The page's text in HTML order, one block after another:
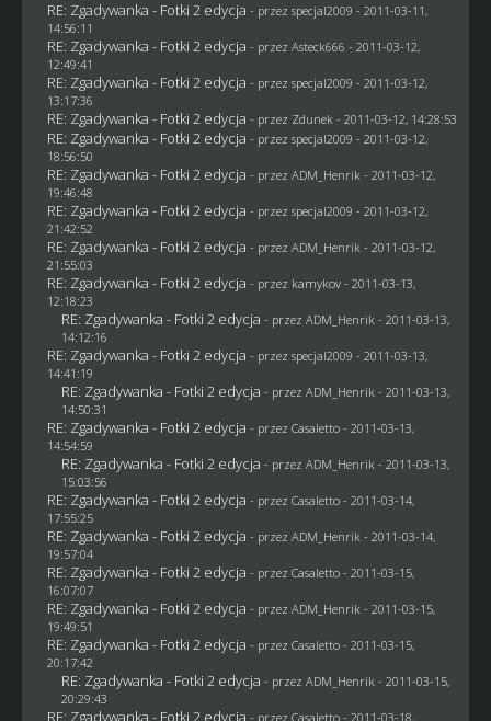
RE: Zgadywanka - Fotki 2 edycja - przez specjal2009 - 2011-03-11,
14:56:11
RE: Zgadywanka - Fotki 2 edycja - przez Asteck666 - 2011-03-12,
12:49:41
RE: Zgadywanka - Fotki 2 edycja - przez specjal2009 - 2011-03-12,
13:17:36
RE: Zgadywanka - Fotki 2 edycja - przez Zdunek - 2011-03-12, 14:28:53
RE: Zgadywanka - Fotki 2 edycja - przez specjal2009 - 2011-03-12,
18:56:50
RE: Zgadywanka - Fotki 2 edycja - przez ADM_Henrik - 2011-03-12,
19:46:48
RE: Zgadywanka - Fotki 2 edycja - przez specjal2009 - 2011-03-12,
21:42:52
RE: Zgadywanka - Fotki 2 edycja - przez ADM_Henrik - 2011-03-12,
21:55:03
RE: Zgadywanka - Fotki 2 edycja - przez kamykov- 2011-03-13,
12:18:23
RE: Zgadywanka - Fotki 2 edycja - przez ADM_Henrik - 2011-03-13,
14:12:16
RE: Zgadywanka - Fotki 2 edycja - przez specjal2009 - 2011-03-13,
14:41:19
RE: Zgadywanka - Fotki 2 edycja - przez ADM_Henrik - 2011-03-13,
14:50:31
RE: Zgadywanka - Fotki 2 edycja - przez Casaletto- 2011-03-13,
14:54:59
RE: Zgadywanka - Fotki 2 edycja - przez ADM_Henrik - 2011-03-13,
15:03:56
RE: Zgadywanka - Fotki 2 edycja - przez Casaletto- 2011-03-14,
17:55:25
RE: Zgadywanka - Fotki 2 edycja - przez ADM_Henrik - 2011-03-14,
19:57:04
RE: Zgadywanka - Fotki 2 edycja - przez Casaletto- 2011-03-15,
16:07:07
RE: Zgadywanka - Fotki 2 edycja - przez ADM_Henrik - 2011-03-15,
19:49:51
RE: Zgadywanka - Fotki 2 edycja - przez Casaletto- 2011-03-15,
20:17:42
RE: Zgadywanka - Fotki 2 edycja - przez ADM_Henrik - 2011-03-15,
20:29:43
RE: Zgadywanka - Fotki 2 edycja - przez Casaletto- 2011-03-18,